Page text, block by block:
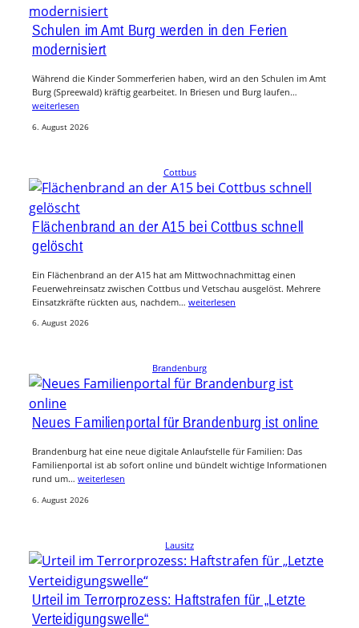
Schulen im Amt Burg werden in den Ferien
modernisiert
Während die Kinder Sommerferien haben, wird an den Schulen im Amt
Burg (Spreewald) kräftig gearbeitet. In Briesen und Burg laufen…
weiterlesen
6. August 2026
Cottbus
Flächenbrand an der A15 bei Cottbus schnell
gelöscht
Ein Flächenbrand an der A15 hat am Mittwochnachmittag einen
Feuerwehreinsatz zwischen Cottbus und Vetschau ausgelöst. Mehrere
Einsatzkräfte rückten aus, nachdem… weiterlesen
6. August 2026
Brandenburg
Neues Familienportal für Brandenburg ist online
Brandenburg hat eine neue digitale Anlaufstelle für Familien: Das
Familienportal ist ab sofort online und bündelt wichtige Informationen
rund um… weiterlesen
6. August 2026
Lausitz
Urteil im Terrorprozess: Haftstrafen für „Letzte
Verteidigungswelle“